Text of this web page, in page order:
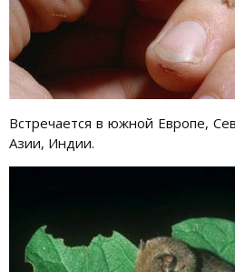
Встречается в южной Европе,
Азии, Индии.